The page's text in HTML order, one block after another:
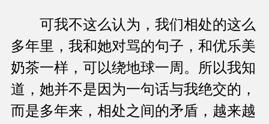
可我不这么认为，我们相处的这么
多年里，我和她对骂的句子，和优乐美
奶茶一样，可以绕地球一周。所以我知
道，她并不是因为一句话与我绝交的，
而是多年来，相处之间的矛盾，越来越